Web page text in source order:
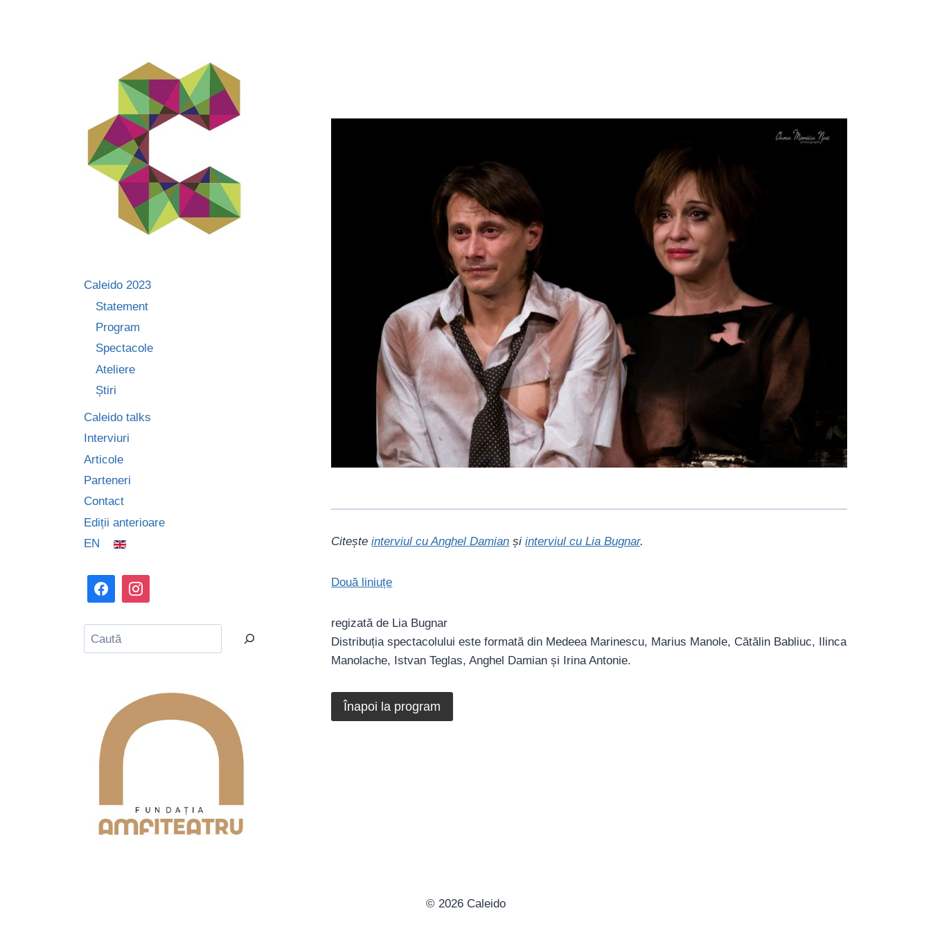
Citeșteinterviul cu Anghel Damian șiinterviul cu Lia Bugnar.
Două liniuțe
regizată de Lia Bugnar
Distribuția spectacolului este formată din Medeea Marinescu, Marius Manole, Cătălin Babliuc, Ilinca
Manolache, Istvan Teglas, Anghel Damian și Irina Antonie.
Înapoi la program
Caleido 2023
Statement
Program
Spectacole
Ateliere
Știri
Caleido talks
Interviuri
Articole
Parteneri
Contact
Ediții anterioare
EN
Caută
© 2026 Caleido